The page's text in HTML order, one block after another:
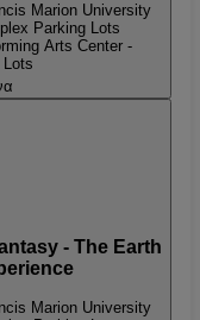
Marion University
Parking Lots
Arts Center -
- The Earth
Marion University